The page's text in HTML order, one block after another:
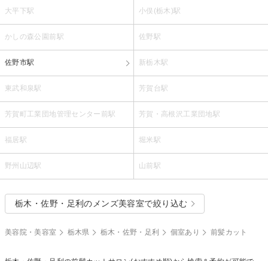
大平下駅 小俣(栃木)駅
かしの森公園前駅 佐野駅
佐野市駅 新栃木駅
東武和泉駅 芳賀台駅
芳賀町工業団地管理センター前駅 芳賀・高根沢工業団地駅
福居駅 堀米駅
野州山辺駅 山前駅
栃木・佐野・足利のメンズ美容室で絞り込む
美容院・美容室 栃木県 栃木・佐野・足利 個室あり 前髪カット